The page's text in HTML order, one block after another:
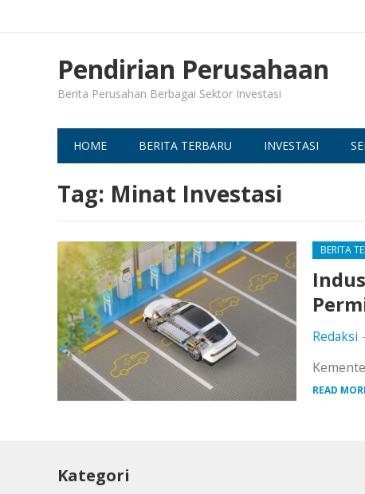
Pendirian Perusahaan
Berita Perusahan Berbagai Sektor Investasi
HOME BERITA TERBARU INVESTASI
Tag: Minat Investasi
BERITA
Redaksi
READ
Kategori